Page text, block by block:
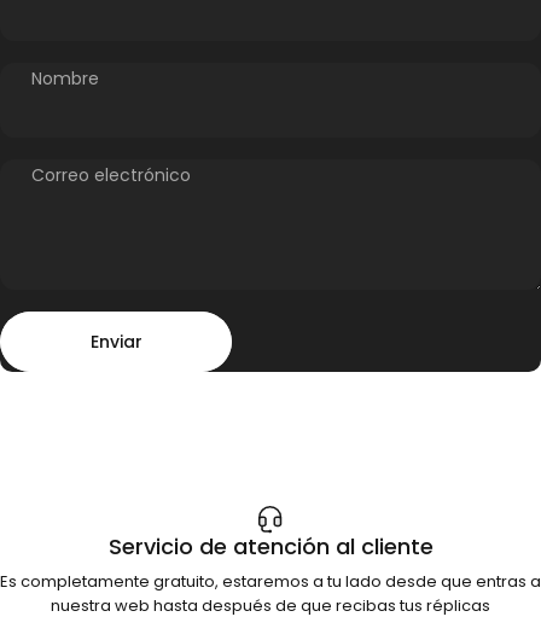
Nombre
Correo electrónico
Enviar
Enviar
Servicio de atención al cliente
Es completamente gratuito, estaremos a tu lado desde que entras a
nuestra web hasta después de que recibas tus réplicas